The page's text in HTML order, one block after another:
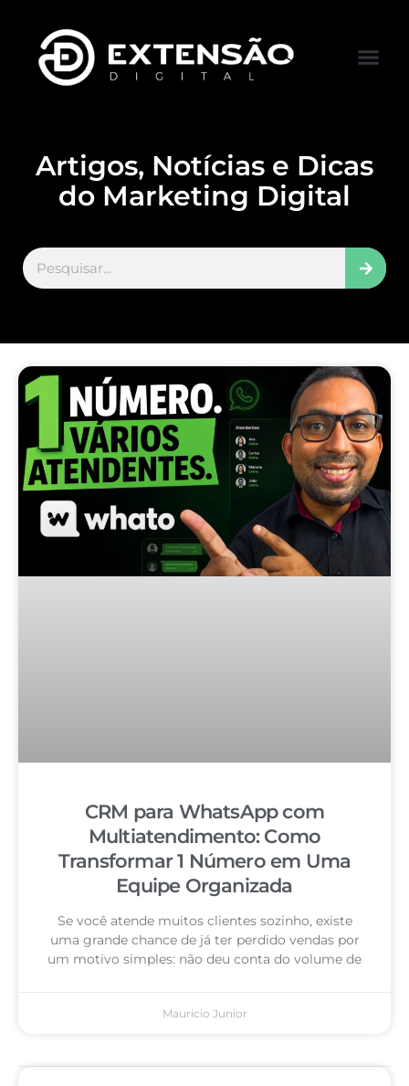
Artigos, Notícias e Dicas
do Marketing Digital
CRM para WhatsApp com
Multiatendimento: Como
Transformar 1 Número em Uma
Equipe Organizada
Se você atende muitos clientes sozinho, existe
uma grande chance de já ter perdido vendas por
um motivo simples: não deu conta do volume de
Mauricio Junior